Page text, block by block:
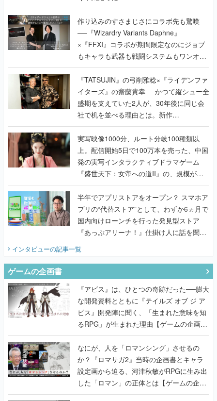
作り込みのすさまじさにコラボ先も驚嘆
──『Wizardry Variants Daphne』
×『FFXI』コラボが期間限定なのにジョブ
もキャラも武器も戦闘システムもワンオフ
で作り込まれた理由を両ディレクターに聞
く
『TATSUJIN』の弓削雅稔×『ライデンファ
イターズ』の齋藤貴幸──かつて縦シュー全
盛期を支えていた2人が、30年後に同じ会
社で机を並べる理由とは。新作
『TATSUJIN EXTREME』で初タッグを組
んだレジェンド2人に訊く開発秘話
実写映像1000分、ルート分岐100種類以
上。配信開始5日で100万本を売った、中国
発の実写インタラクティブドラマゲーム
『盛世天下：女帝への道II』の、規模が違
うこだわりをプロデューサーに聞いた
半年でアプリストアをオープン？ スマホア
プリの“代替ストア”として、わずか6ヵ月で
国内向けローンチを行った発見型ストア
『あっぷアリーナ！』仕掛け人に話を聞い
てみた
インタビューの記事一覧
ゲームの企画書
『アビス』は、ひとつの奇跡だった──膨大
な開発資料とともに『テイルズ オブ ジ ア
ビス』開発陣に聞く、「生まれた意味を知
るRPG」が生まれた理由【ゲームの企画
書】
なにが、人を「ロマンシング」させるの
か？『ロマサガ2』当時の企画書とキャラ
設定画から迫る、河津秋敏がRPGに生み出
した「ロマン」の正体とは【ゲームの企画
書】